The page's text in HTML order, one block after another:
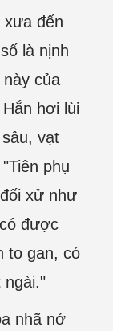
xưa đến
là nịnh
của
hơi lùi
vạt
phụ
xử như
được
to gan, có
ngài."
nhã nở